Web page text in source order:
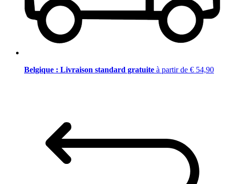
Belgique : Livraison standard gratuite à partir de € 54,90